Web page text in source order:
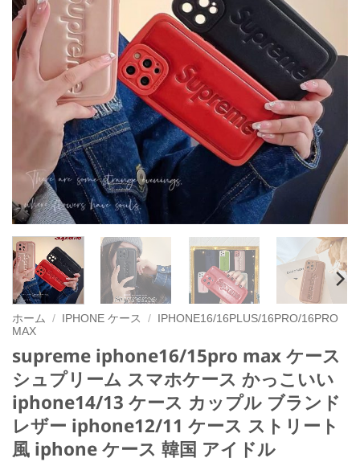
ホーム / IPHONE ケース /
IPHONE16/16PLUS/16PRO/16PRO
MAX
supreme iphone16/15pro max ケース
シュプリーム スマホケース かっこいい
iphone14/13 ケース カップル ブランド
レザー iphone12/11 ケース ストリート
風 iphone ケース 韓国 アイドル